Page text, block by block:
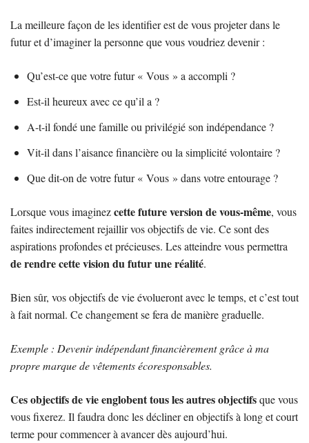
La meilleure façon de les identifier est de vous projeter dans le
futur et d’imaginer la personne que vous voudriez devenir :
Qu’est-ce que votre futur « Vous » a accompli ?
Est-il heureux avec ce qu’il a ?
A-t-il fondé une famille ou privilégié son indépendance ?
Vit-il dans l’aisance financière ou la simplicité volontaire ?
Que dit-on de votre futur « Vous » dans votre entourage ?
Lorsque vous imaginezcette future version de vous-même, vous
faites indirectement rejaillir vos objectifs de vie. Ce sont des
aspirations profondes et précieuses. Les atteindre vous permettra
de rendre cette vision du futur une réalité.
Bien sûr, vos objectifs de vie évolueront avec le temps, et c’est tout
à fait normal. Ce changement se fera de manière graduelle.
Exemple : Devenir indépendant financièrement grâce à ma
propre marque de vêtements écoresponsables.
Ces objectifs de vie englobent tous les autres objectifsque vous
vous fixerez. Il faudra donc les décliner en objectifs à long et court
terme pour commencer à avancer dès aujourd’hui.